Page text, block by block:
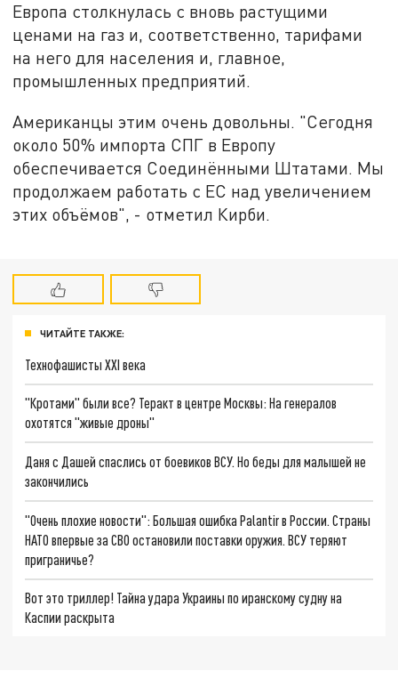
Европа столкнулась с вновь растущими
ценами на газ и, соответственно, тарифами
на него для населения и, главное,
промышленных предприятий.
Американцы этим очень довольны. "Сегодня
около 50% импорта СПГ в Европу
обеспечивается Соединёнными Штатами. Мы
продолжаем работать с ЕС над увеличением
этих объёмов", - отметил Кирби.
ЧИТАЙТЕ ТАКЖЕ:
Технофашисты XXI века
"Кротами" были все? Теракт в центре Москвы: На генералов
охотятся "живые дроны"
Даня с Дашей спаслись от боевиков ВСУ. Но беды для малышей не
закончились
"Очень плохие новости": Большая ошибка Palantir в России. Страны
НАТО впервые за СВО остановили поставки оружия. ВСУ теряют
приграничье?
Вот это триллер! Тайна удара Украины по иранскому судну на
Каспии раскрыта